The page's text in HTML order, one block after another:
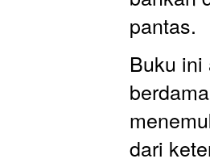
pantas.
Buku
dari